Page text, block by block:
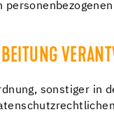
sonstiger in